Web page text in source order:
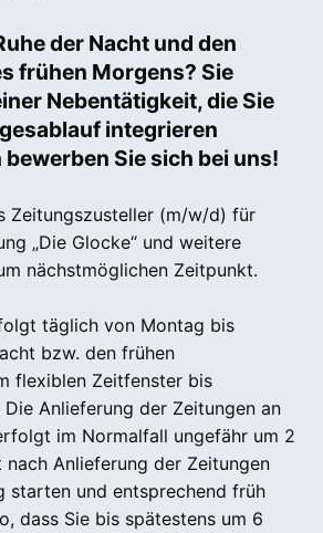
der Nacht und den
frühen Morgens? Sie
Nebentätigkeit, die Sie
integrieren
bewerben Sie sich bei uns!
Zeitungszusteller (m/w/d) für
„Die Glocke“ und weitere
nächstmöglichen Zeitpunkt.
täglich von Montag bis
bzw. den frühen
flexiblen Zeitfenster bis
Anlieferung der Zeitungen an
im Normalfall ungefähr um 2
nach Anlieferung der Zeitungen
starten und entsprechend früh
dass Sie bis spätestens um 6